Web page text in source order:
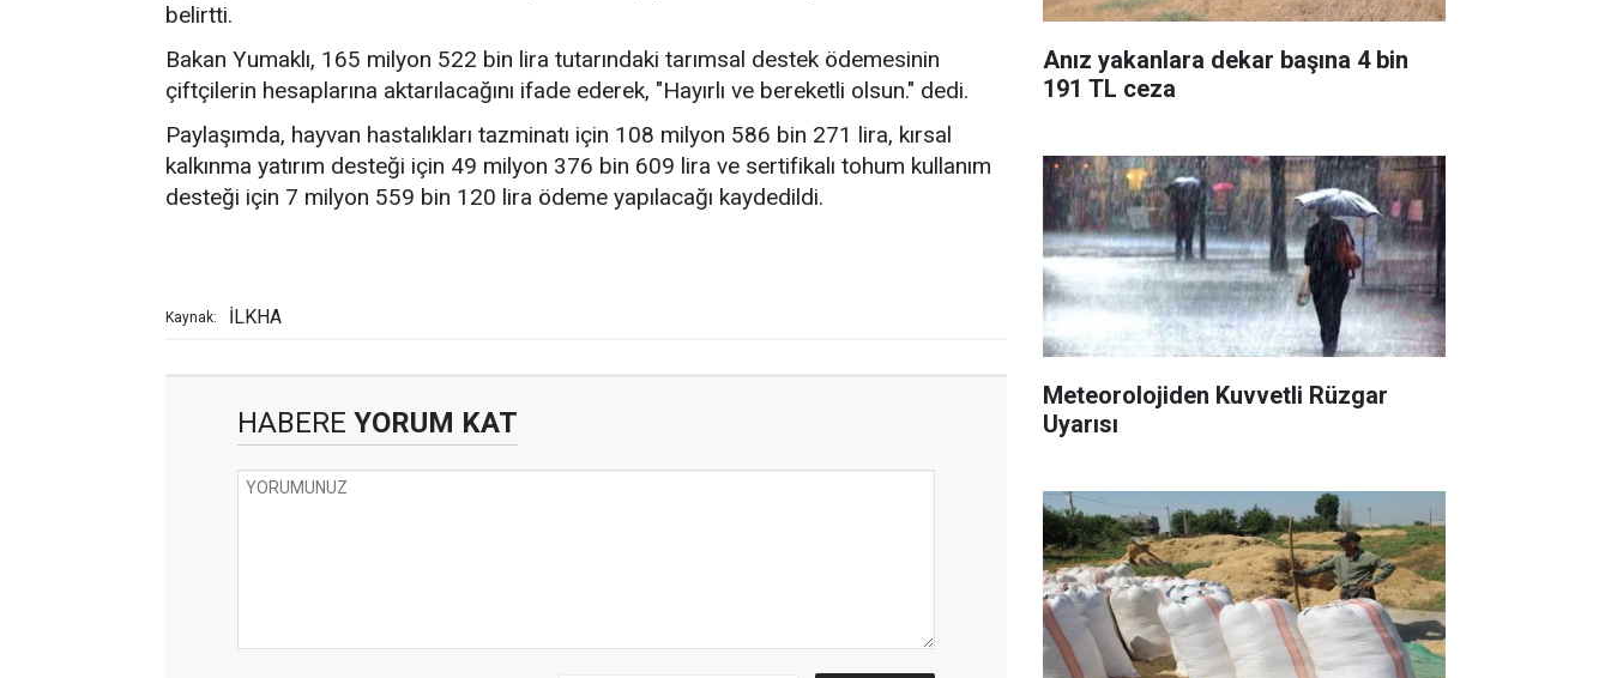
belirtti.
Bakan Yumaklı, 165 milyon 522 bin lira tutarındaki tarımsal destek ödemesinin
çiftçilerin hesaplarına aktarılacağını ifade ederek, "Hayırlı ve bereketli olsun." dedi.
Paylaşımda, hayvan hastalıkları tazminatı için 108 milyon 586 bin 271 lira, kırsal
kalkınma yatırım desteği için 49 milyon 376 bin 609 lira ve sertifikalı tohum kullanım
desteği için 7 milyon 559 bin 120 lira ödeme yapılacağı kaydedildi.
Kaynak: İLKHA
HABERE YORUM KAT
Anız yakanlara dekar başına 4 bin
191 TL ceza
Meteorolojiden Kuvvetli Rüzgar
Uyarısı